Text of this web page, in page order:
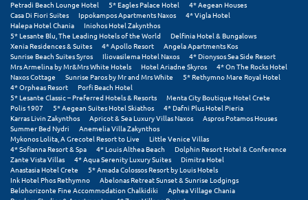
Σίφνος
Σκαφιδιά Ηλείας
Σκιάθος
Σκόπελος
Σκύρος
Σούνιο
Σπάρτη
Petradi Beach Lounge Hotel
5* Eagles Palace Hotel
4* Aegean Houses
Casa Di Fiori Suites
Ippokampos Apartments Naxos
4* Vigla Hotel
Halepa Hotel Chania
Iniohos Hotel Zakynthos
5* Lesante Blu, The Leading Hotels of the World
Delfinia Hotel & Bungalows
Xenia Residences & Suites
4* Apollo Resort
Angela Apartments Kos
Sunrise Beach Suites Syros
Iliovasilema Hotel Naxos
4* Dionysos Sea Side Resort
Mrs Armelina by Mr&Mrs White Hotels
Hotel Ariadne Skyros
4* On The Rocks Hotel
Naxos Cottage
Sunrise Paros by Mr and Mrs White
5* Rethymno Mare Royal Hotel
4* Orpheas Resort
Porfi Beach Hotel
5* Lesante Classic – Preferred Hotels & Resorts
Menta City Boutique Hotel Crete
Polis 1907
5* Aegean Suites Hotel Skiathos
4* Dafni Plus Hotel Pieria
Karras Livin Zakynthos
Apricot & Sea Luxury Villas Naxos
Aspros Potamos Houses
Summer Bed Nydri
Anemelia Villa Zakynthos
Mykonos Lolita, A Grecotel Resort to Live
Little Venice Villas
4* Sofianna Resort & Spa
4* Louis Althea Beach
Dolphin Resort Hotel & Conference
Zante Vista Villas
4* Aqua Serenity Luxury Suites
Dimitra Hotel
Anastasia Hotel Crete
5* Amada Colossos Resort by Louis Hotels
Ink Hotel Phos Rethymno
Abelonas Retreat Sunset & Sunrise Lodgings
Belohorizonte Fine Accommodation Chalkidiki
Aphea Village Chania